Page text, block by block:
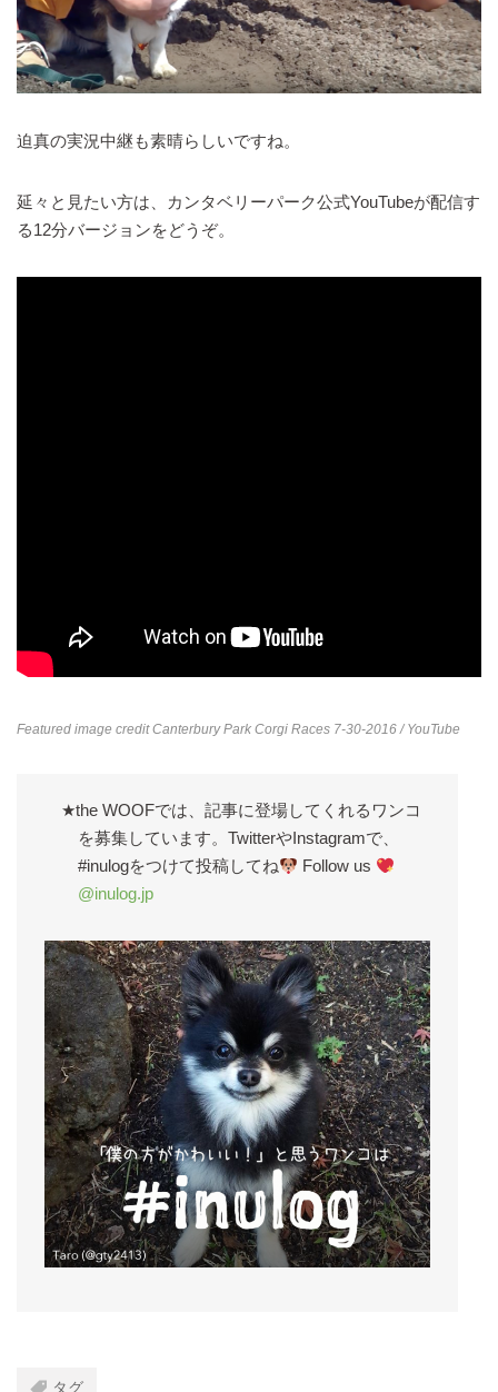
迫真の実況中継も素晴らしいですね。
延々と見たい方は、カンタベリーパーク公式YouTubeが配信す
る12分バージョンをどうぞ。
Featured image creditCanterbury Park Corgi Races 7-30-2016/ YouTube
★the WOOFでは、記事に登場してくれるワンコ
を募集しています。TwitterやInstagramで、
#inulogをつけて投稿してね
Follow us
@inulog.jp
タグ